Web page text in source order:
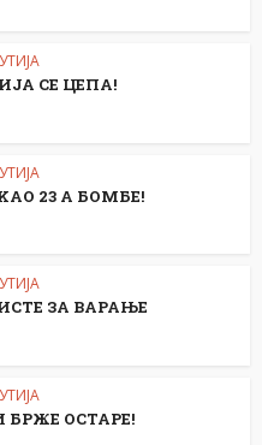
СЕ ЦЕПА!
23 А БОМБЕ!
ЗА ВАРАЊЕ
ОСТАРЕ!